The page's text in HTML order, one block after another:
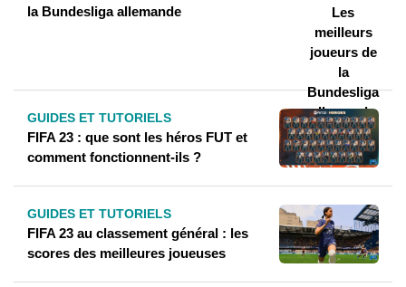
la Bundesliga allemande
GUIDES ET TUTORIELS
FIFA 23 : que sont les héros FUT et
comment fonctionnent-ils ?
GUIDES ET TUTORIELS
FIFA 23 au classement général : les
scores des meilleures joueuses